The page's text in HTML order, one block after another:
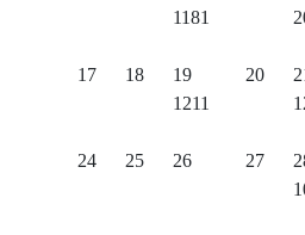
1181
17 18
19
1211
20
24 25 26 27